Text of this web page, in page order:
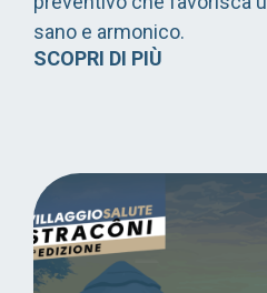
sano e armonico.
SCOPRI DI PIÙ